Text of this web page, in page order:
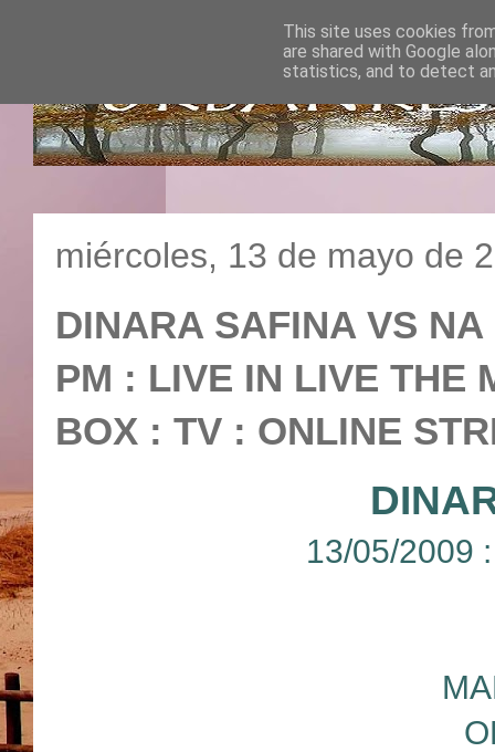
miércoles, 13 de mayo de
DINARA SAFINA VS
PM : LIVE IN LIVE THE
BOX : TV : ONLINE
13/05/2009
This site uses cookies
are shared with Google
statistics, and to detect